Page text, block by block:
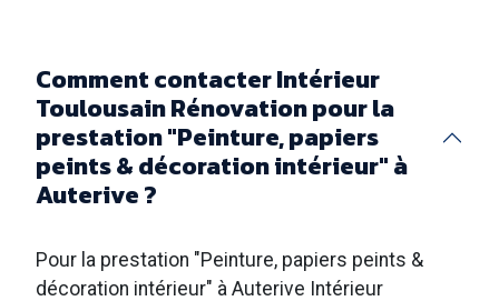
Comment contacter Intérieur
Toulousain Rénovation pour la
prestation "Peinture, papiers
peints & décoration intérieur" à
Auterive ?
Pour la prestation "Peinture, papiers peints &
décoration intérieur" à Auterive Intérieur